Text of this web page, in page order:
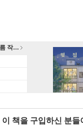
뮤지컬 〈휴남동 서점〉X 황보름 작가 북토크
이 책을 구입하신 분